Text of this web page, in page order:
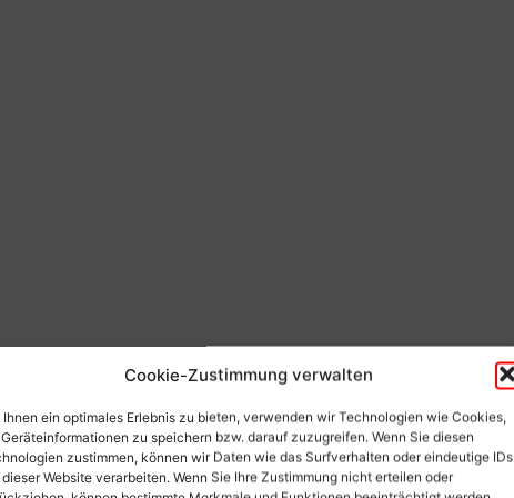
Cookie-Zustimmung verwalten
Ihnen ein optimales Erlebnis zu bieten, verwenden wir Technologien wie Cookies,
Geräteinformationen zu speichern bzw. darauf zuzugreifen. Wenn Sie diesen
zustimmen, können wir Daten wie das Surfverhalten oder eindeutige IDs
Website verarbeiten. Wenn Sie Ihre Zustimmung nicht erteilen oder